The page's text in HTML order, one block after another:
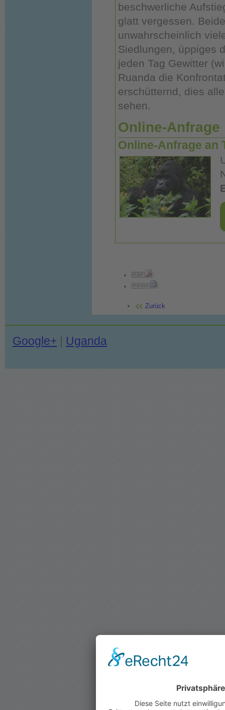
beschwerliche
glatt vergessen.
unwahrscheinlich
Siedlungen, üppiges
jeden Tag Gewitter
Ruanda die
erschütternd, dies
sehen.
Online-Anfrage
Online-Anfrage an
Zurück
Google+ | Uganda